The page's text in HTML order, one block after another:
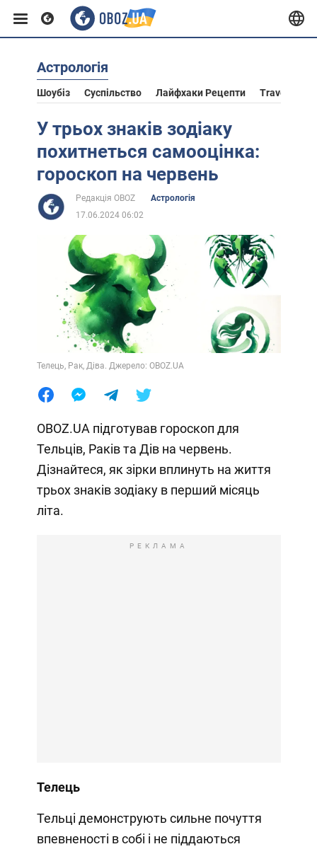
Європа
США
Африка
Лайфхаки
Астрологія
Шоубіз Суспільство Лайфхаки Рецепти Travel
У трьох знаків зодіаку
похитнеться самооцінка:
гороскоп на червень
Редакція OBOZ
Астрологія
17.06.2024 06:02
Телець, Рак, Діва. Джерело: OBOZ.UA
OBOZ.UA підготував гороскоп для
Тельців, Раків та Дів на червень.
Дізнайтеся, як зірки вплинуть на життя
трьох знаків зодіаку в перший місяць
літа.
РЕКЛАМА
Телець
Тельці демонструють сильне почуття
впевненості в собі і не піддаються